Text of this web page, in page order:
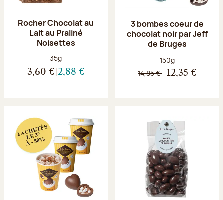
Rocher Chocolat au
Lait au Praliné
Noisettes
Poids net :
35g
3,60 € 2,88 €
3 bombes coeur de
chocolat noir par Jeff
de Bruges
Poids net :
150g
14,85 € 12,35 €